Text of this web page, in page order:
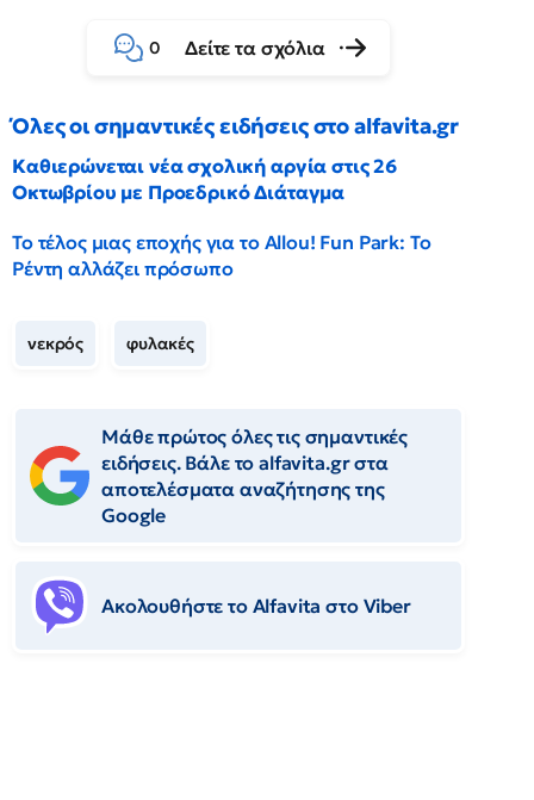
0 Δείτε τα σχόλια
Όλες οι σημαντικές ειδήσεις στο alfavita.gr
Καθιερώνεται νέα σχολική αργία στις 26
Οκτωβρίου με Προεδρικό Διάταγμα
Το τέλος μιας εποχής για το Allou! Fun Park: Το
Ρέντη αλλάζει πρόσωπο
νεκρός φυλακές
Μάθε πρώτος όλες τις σημαντικές
ειδήσεις. Βάλε το alfavita.gr στα
αποτελέσματα αναζήτησης της
Google
Ακολουθήστε το Αlfavita στο Viber